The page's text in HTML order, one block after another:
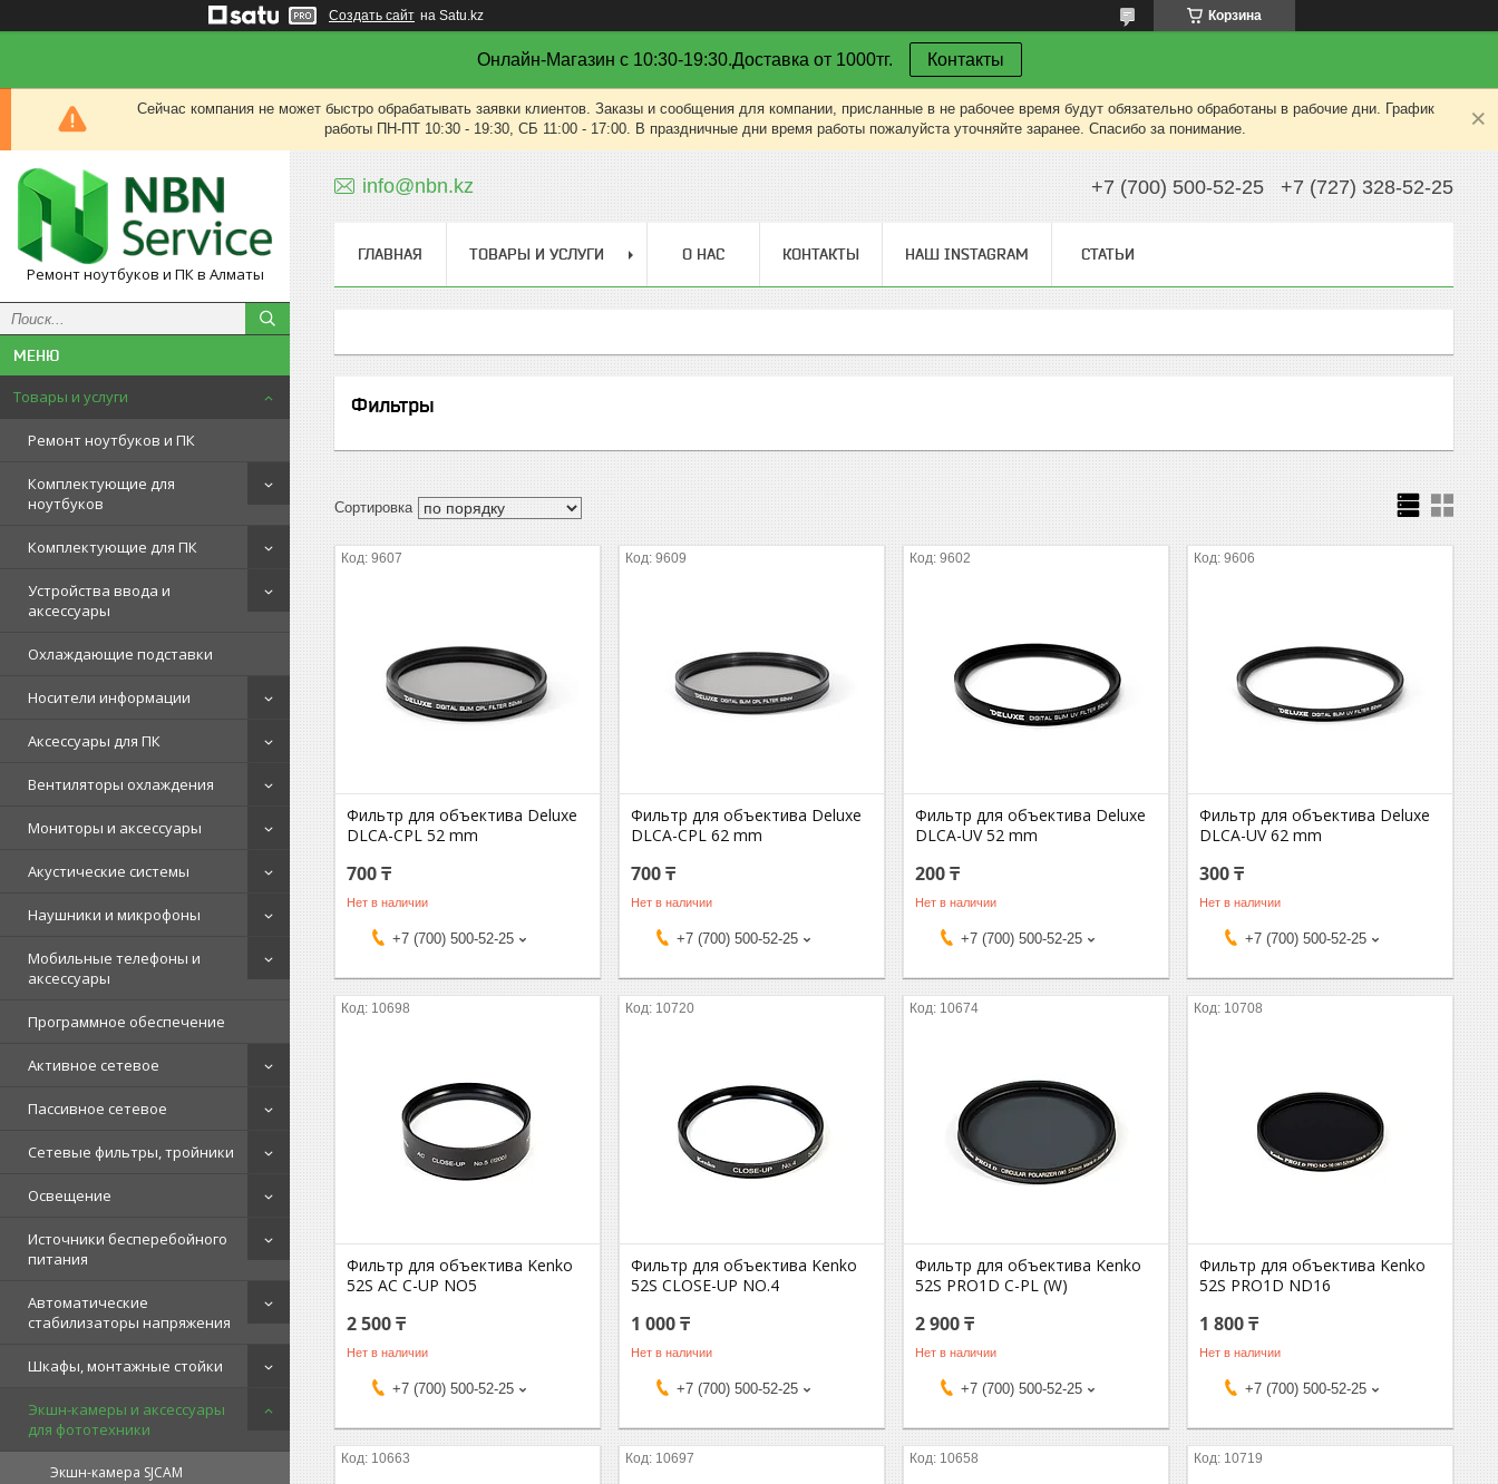
Создать сайт на Satu.kz Корзина
Онлайн-Магазин с 10:30-19:30.Доставка от 1000тг. Контакты
Сейчас компания не может быстро обрабатывать заявки клиентов. Заказы и сообщения для компании, присланные в не рабочее время будут обязательно обработаны в рабочие дни. График
работы ПН-ПТ 10:30 - 19:30, СБ 11:00 - 17:00. В праздничные дни время работы пожалуйста уточняйте заранее. Спасибо за понимание.
Ремонт ноутбуков и ПК в Алматы
Товары и услуги
Ремонт ноутбуков и ПК
Комплектующие для
ноутбуков
Комплектующие для ПК
Устройства ввода и
аксессуары
Охлаждающие подставки
Носители информации
Аксессуары для ПК
Вентиляторы охлаждения
Мониторы и аксессуары
Акустические системы
Наушники и микрофоны
Мобильные телефоны и
аксессуары
Программное обеспечение
Активное сетевое
Пассивное сетевое
Сетевые фильтры, тройники
Освещение
Источники бесперебойного
питания
Автоматические
стабилизаторы напряжения
Шкафы, монтажные стойки
Экшн-камеры и аксессуары
для фототехники
Экшн-камера SJCAM
info@nbn.kz +7 (700) 500-52-25 +7 (727) 328-52-25
ГЛАВНАЯ ТОВАРЫ И УСЛУГИ О НАС КОНТАКТЫ НАШ INSTAGRAM СТАТЬИ
Фильтры
9607
Фильтр для объектива Deluxe
DLCA-CPL 52 mm
700 ₸
Нет в наличии
+7 (700) 500-52-25
9609
Фильтр для объектива Deluxe
DLCA-CPL 62 mm
700 ₸
Нет в наличии
+7 (700) 500-52-25
9602
Фильтр для объектива Deluxe
DLCA-UV 52 mm
200 ₸
Нет в наличии
+7 (700) 500-52-25
9606
Фильтр для объектива Deluxe
DLCA-UV 62 mm
300 ₸
Нет в наличии
+7 (700) 500-52-25
10698
Фильтр для объектива Kenko
52S AC C-UP NO5
2 500 ₸
Нет в наличии
+7 (700) 500-52-25
10720
Фильтр для объектива Kenko
52S CLOSE-UP NO.4
1 000 ₸
Нет в наличии
+7 (700) 500-52-25
10674
Фильтр для объектива Kenko
52S PRO1D C-PL (W)
2 900 ₸
Нет в наличии
+7 (700) 500-52-25
10708
Фильтр для объектива Kenko
52S PRO1D ND16
1 800 ₸
Нет в наличии
+7 (700) 500-52-25
10663 10697 10658 10719